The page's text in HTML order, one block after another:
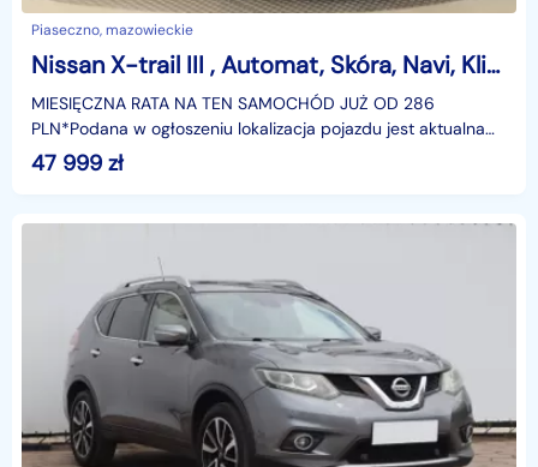
Piaseczno, mazowieckie
Nissan X-trail III , Automat, Skóra, Navi, Klimatronic, Tempomat, Parktronic,
MIESIĘCZNA RATA NA TEN SAMOCHÓD JUŻ OD 286
PLN*Podana w ogłoszeniu lokalizacja pojazdu jest aktualna
na dzień wystawienia ogłoszenia. Przed przyjazdem do
salonu
47 999 zł